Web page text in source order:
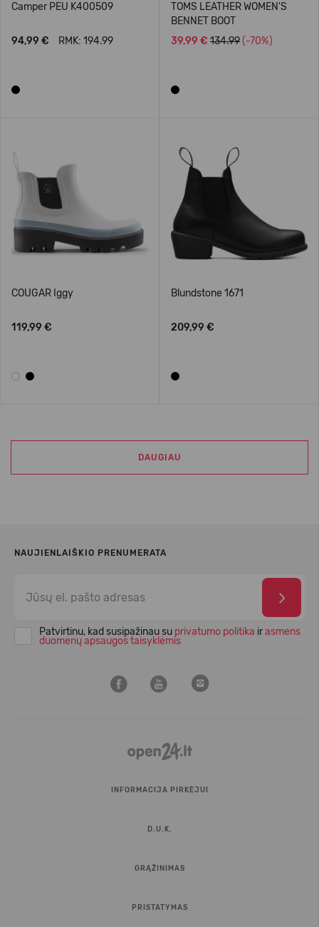
Camper PEU K400509
94,99 € RMK: 194.99
TOMS LEATHER WOMEN'S
BENNET BOOT
39,99 € 134.99 (-70%)
COUGAR Iggy
119,99 €
Blundstone 1671
209,99 €
DAUGIAU
NAUJIENLAIŠKIO PRENUMERATA
Patvirtinu, kad susipažinau su privatumo politika irasmens
duomenų apsaugos taisyklėmis
INFORMACIJA PIRKĖJUI
D.U.K.
GRĄŽINIMAS
PRISTATYMAS